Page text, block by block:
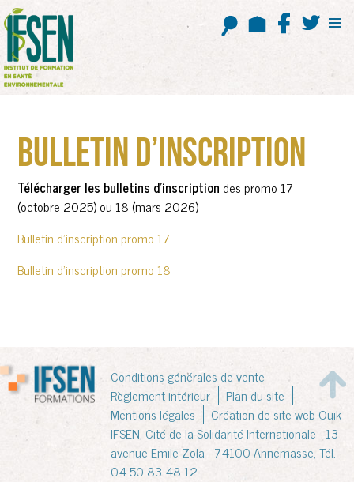
ALLER
AU
CONTENU
BULLETIN D’INSCRIPTION
Télécharger les bulletins d’inscription des promo 17
(octobre 2025) ou 18 (mars 2026)
Bulletin d’inscription promo 17
Bulletin d’inscription promo 18
Conditions générales de vente
Règlement intérieur
Plan du site
Mentions légales
Création de site web Ouik
IFSEN, Cité de la Solidarité Internationale - 13
avenue Emile Zola - 74100 Annemasse, Tél.
04 50 83 48 12